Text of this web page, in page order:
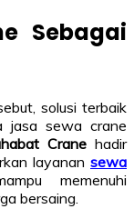
Sebagai
solusi terbaik
jasa sewa crane
Cranehadir
layanan sewa
memenuhi
bersaing.